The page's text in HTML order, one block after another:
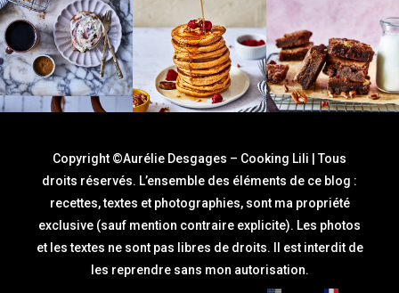
Copyright ©Aurélie Desgages – Cooking Lili | Tous
droits réservés. L’ensemble des éléments de ce blog :
recettes, textes et photographies, sont ma propriété
exclusive (sauf mention contraire explicite). Les photos
et les textes ne sont pas libres de droits. Il est interdit de
les reprendre sans mon autorisation.